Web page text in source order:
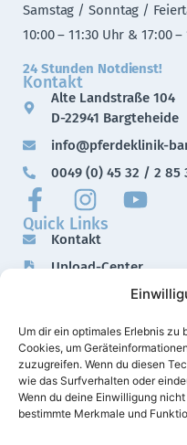
Um dir ein optimales Erlebnis
Cookies, um
zuzugreifen. Wenn du diesen
wie das Surfverhalten oder
Wenn du deine Einwilligung
bestimmte Merkmale und
Samstag / Sonntag /
10:00 – 11:30 Uhr & 17:00
24 Stunden Notdienst!
Kontakt
Alte Landstraße 104
D-22941 Bargteheide
info@pferdeklinik-
0049 (0) 45 32 / 2 85
Quick Links
Kontakt
Upload-Center
Datenschutz